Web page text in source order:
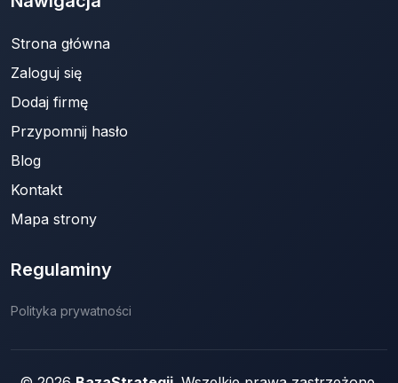
Strona główna
Zaloguj się
Dodaj firmę
Przypomnij hasło
Blog
Kontakt
Mapa strony
Regulaminy
Polityka prywatności